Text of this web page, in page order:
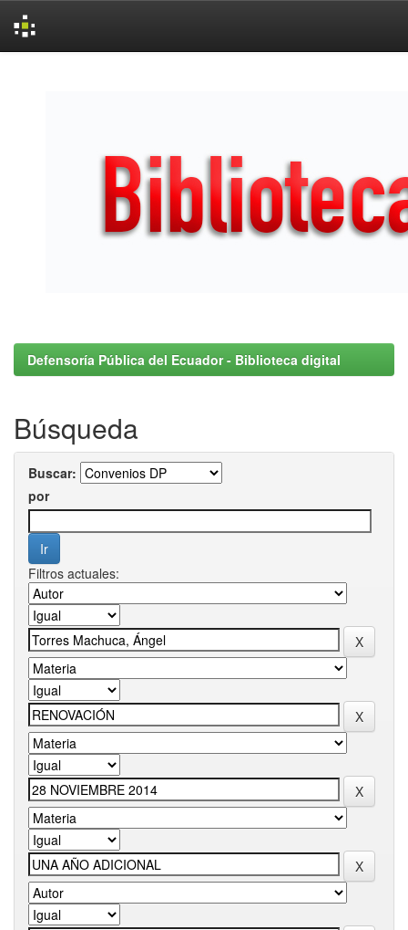
Defensoría Pública del Ecuador - Biblioteca digital
Búsqueda
Buscar:
por
Filtros actuales: